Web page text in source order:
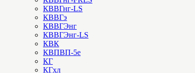
КВВГнг-LS
КВВГэ
КВВГЭнг
КВВГЭнг-LS
КВК
КВПВП-5е
КГ
КГхл